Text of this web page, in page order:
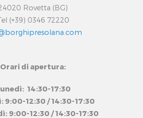
Rovetta (BG)
(+39) 0346 72220
Orari di apertura:
14:30-17:30
9:00-12:30 / 14:30-17:30
9:00-12:30 / 14:30-17:30